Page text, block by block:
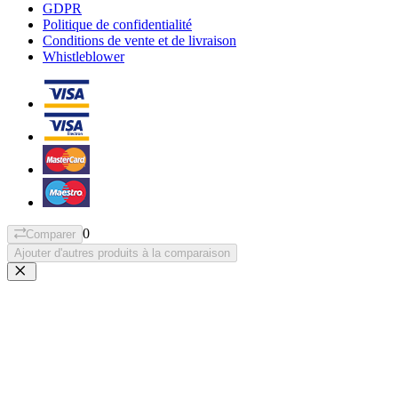
GDPR
Politique de confidentialité
Conditions de vente et de livraison
Whistleblower
Comparer 0
Ajouter d'autres produits à la comparaison